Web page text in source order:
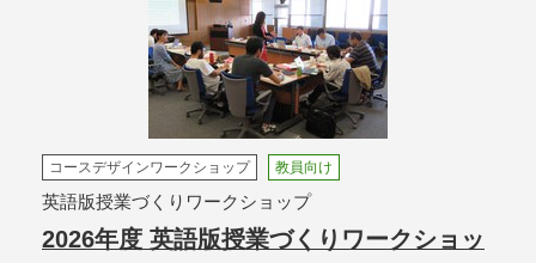
英語版授業づくりワークショップ
2026年度 英語版授業づくりワークショッ
コースデザインワークショップ 教員向け